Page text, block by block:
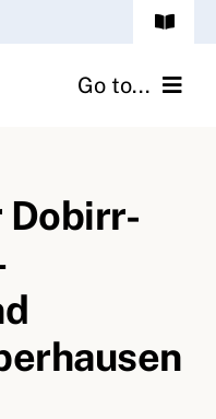
Toggle
Go to...
Dobirr-